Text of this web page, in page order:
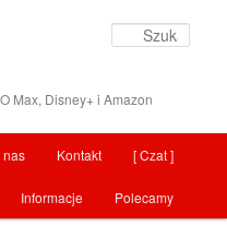
Max, Disney+ i Amazon
[ Czat ]
Kontakt
nas
Polecamy
Informacje